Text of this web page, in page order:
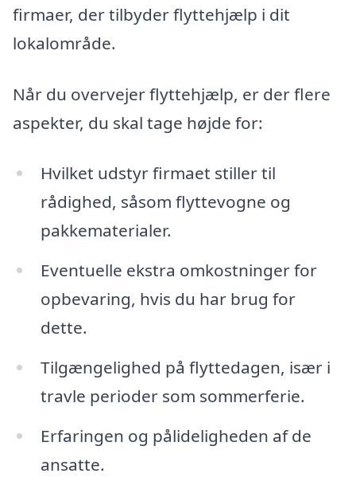
firmaer, der tilbyder flyttehjælp i dit
lokalområde.
Når du overvejer flyttehjælp, er der flere
aspekter, du skal tage højde for:
Hvilket udstyr firmaet stiller til
rådighed, såsom flyttevogne og
pakkematerialer.
Eventuelle ekstra omkostninger for
opbevaring, hvis du har brug for
dette.
Tilgængelighed på flyttedagen, især i
travle perioder som sommerferie.
Erfaringen og pålideligheden af de
ansatte.